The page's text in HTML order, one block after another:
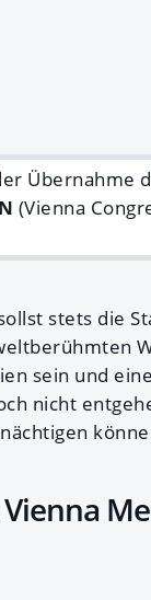
Übernahme
(Vienna
stets die
sein und
nicht